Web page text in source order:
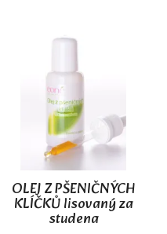
OLEJ Z PŠENIČNÝCH
KLÍČKŮ lisovaný za
studena